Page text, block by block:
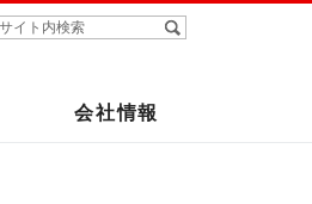
会社情報